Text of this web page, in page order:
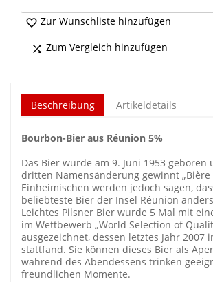
 Zur Wunschliste hinzufügen
 Zum Vergleich hinzufügen
Beschreibung Artikeldetails
Bourbon-Bier aus Réunion 5%
Das Bier wurde am 9. Juni 1953 geboren
dritten Namensänderung gewinnt „Bière
Einheimischen werden jedoch sagen,
beliebteste Bier der Insel Réunion
Leichtes Pilsner Bier wurde 5 Mal mit
im Wettbewerb „World Selection of
ausgezeichnet, dessen letztes Jahr 2007
stattfand. Sie können dieses Bier als
während des Abendessens trinken
freundlichen Momente.